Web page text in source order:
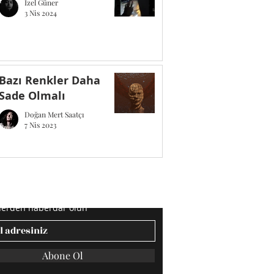
İzel Güner
3 Nis 2024
Bazı Renkler Daha
Olmalı
Doğan Mert Saatçı
7 Nis 2023
Abone Ol
haberdar olun